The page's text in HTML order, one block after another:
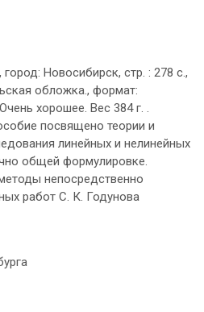
Новосибирск, стр. : 278 с.,
обложка., формат:
хорошее. Вес 384 г. .
посвящено теории и
линейных и нелинейных
общей формулировке.
непосредственно
работ С. К. Годунова